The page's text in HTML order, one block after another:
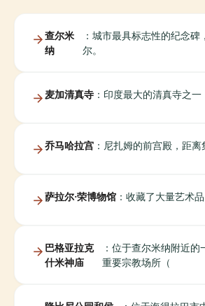
查尔米
纳
：城市最具标志性的纪念碑
尔。
麦加清真寺 ：印度最大的清真寺之一
乔马哈拉宫 ：尼扎姆的前宫殿，距离
萨拉尔·荣博物馆 ：收藏了大量艺术
巴格亚拉克
什米神庙
：位于查尔米纳附近的
重要宗教场所（